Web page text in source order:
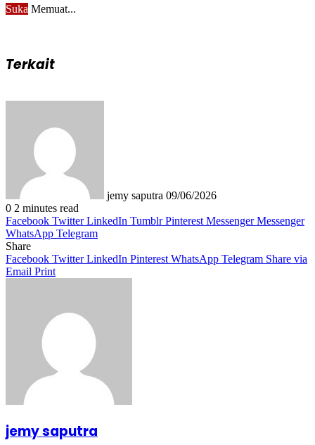
Suka Memuat...
Terkait
jemy saputra 09/06/2026
0 2 minutes read
Facebook Twitter LinkedIn Tumblr Pinterest Messenger Messenger
WhatsApp Telegram
Share
Facebook Twitter LinkedIn Pinterest WhatsApp Telegram Share via
Email Print
jemy saputra